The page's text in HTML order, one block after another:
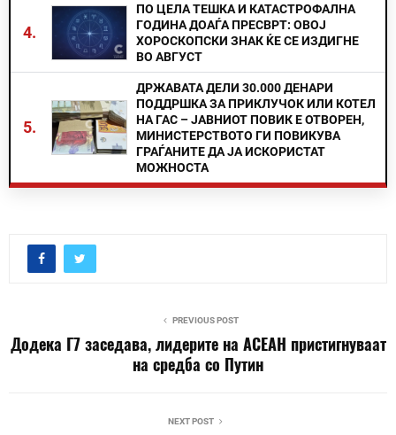
4.
ПО ЦЕЛА ТЕШКА И КАТАСТРОФАЛНА
ГОДИНА ДОАЃА ПРЕСВРТ: ОВОЈ
ХОРОСКОПСКИ ЗНАК ЌЕ СЕ ИЗДИГНЕ
ВО АВГУСТ
5.
ДРЖАВАТА ДЕЛИ 30.000 ДЕНАРИ
ПОДДРШКА ЗА ПРИКЛУЧОК ИЛИ КОТЕЛ
НА ГАС – ЈАВНИОТ ПОВИК Е ОТВОРЕН,
МИНИСТЕРСТВОТО ГИ ПОВИКУВА
ГРАЃАНИТЕ ДА ЈА ИСКОРИСТАТ
МОЖНОСТА
PREVIOUS POST
Додека Г7 заседава, лидерите на АСЕАН пристигнуваат
на средба со Путин
NEXT POST